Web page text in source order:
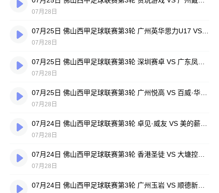
07月28日
07月28日
07月28日
07月28日
07月28日
07月28日